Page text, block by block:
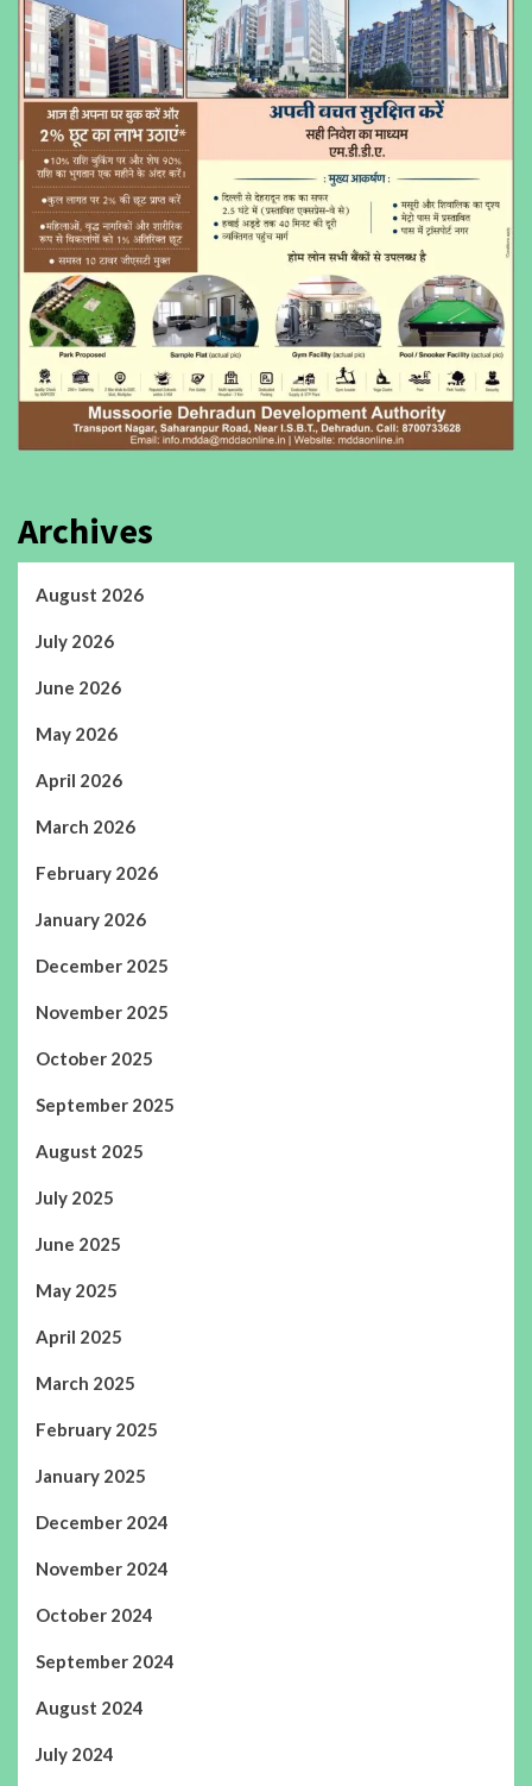
Archives
August 2026
July 2026
June 2026
May 2026
April 2026
March 2026
February 2026
January 2026
December 2025
November 2025
October 2025
September 2025
August 2025
July 2025
June 2025
May 2025
April 2025
March 2025
February 2025
January 2025
December 2024
November 2024
October 2024
September 2024
August 2024
July 2024